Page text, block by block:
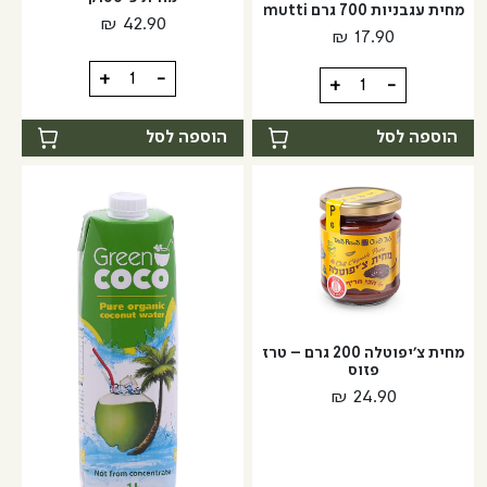
מחית עגבניות 700 גרם mutti
₪ 17.90
-
כמות
של
מחית
עגבניות
700
גרם
mutti
+
הוספה לסל
₪ 42.90
-
כמות
של
מחית
פיסטוק
+
הוספה לסל
מחית צ'יפוטלה 200 גרם – טרז
פזוס
₪ 24.90